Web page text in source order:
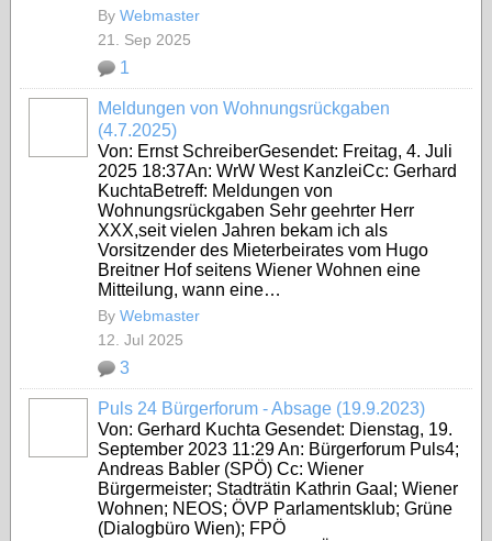
By Webmaster
21. Sep 2025
1
Meldungen von Wohnungsrückgaben
(4.7.2025)
Von: Ernst SchreiberGesendet: Freitag, 4. Juli
2025 18:37An: WrW West KanzleiCc: Gerhard
KuchtaBetreff: Meldungen von
Wohnungsrückgaben Sehr geehrter Herr
XXX,seit vielen Jahren bekam ich als
Vorsitzender des Mieterbeirates vom Hugo
Breitner Hof seitens Wiener Wohnen eine
Mitteilung, wann eine…
By Webmaster
12. Jul 2025
3
Puls 24 Bürgerforum - Absage (19.9.2023)
Von: Gerhard Kuchta Gesendet: Dienstag, 19.
September 2023 11:29 An: Bürgerforum Puls4;
Andreas Babler (SPÖ) Cc: Wiener
Bürgermeister; Stadträtin Kathrin Gaal; Wiener
Wohnen; NEOS; ÖVP Parlamentsklub; Grüne
(Dialogbüro Wien); FPÖ